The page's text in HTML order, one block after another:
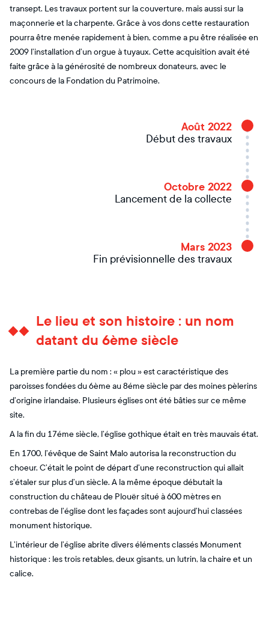
transept. Les travaux portent sur la couverture, mais aussi sur la
maçonnerie et la charpente. Grâce à vos dons cette restauration
pourra être menée rapidement à bien, comme a pu être réalisée en
2009 l’installation d’un orgue à tuyaux. Cette acquisition avait été
faite grâce à la générosité de nombreux donateurs, avec le
concours de la Fondation du Patrimoine.
Août 2022
Début des travaux
Octobre 2022
Lancement de la collecte
Mars 2023
Fin prévisionnelle des travaux
Le lieu et son histoire : un nom
datant du 6ème siècle
La première partie du nom : « plou » est caractéristique des
paroisses fondées du 6ème au 8éme siècle par des moines pèlerins
d’origine irlandaise. Plusieurs églises ont été bâties sur ce même
site.
A la fin du 17éme siècle, l’église gothique était en très mauvais état.
En 1700, l’évêque de Saint Malo autorisa la reconstruction du
choeur. C’était le point de départ d’une reconstruction qui allait
s’étaler sur plus d’un siècle. A la même époque débutait la
construction du château de Plouër situé à 600 mètres en
contrebas de l’église dont les façades sont aujourd’hui classées
monument historique.
L’intérieur de l’église abrite divers éléments classés Monument
historique : les trois retables, deux gisants, un lutrin, la chaire et un
calice.